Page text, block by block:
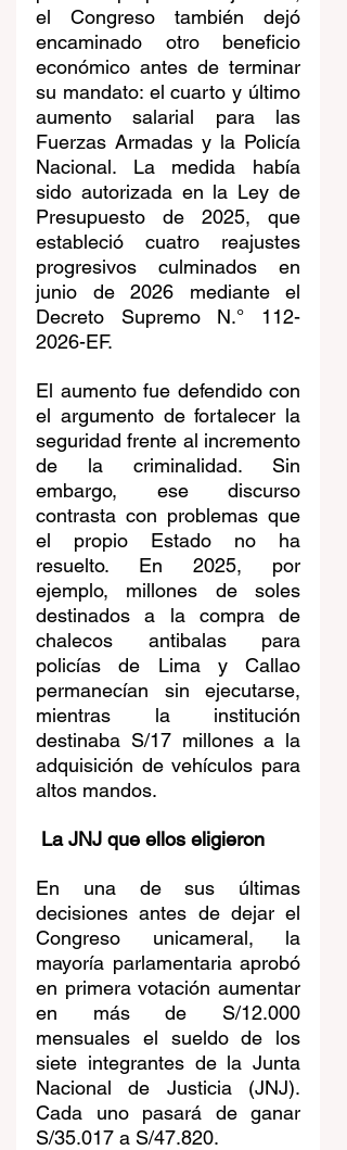
el Congreso también dejó
encaminado otro beneficio
económico antes de terminar
su mandato: el cuarto y último
aumento salarial para las
Fuerzas Armadas y la Policía
Nacional. La medida había
sido autorizada en la Ley de
Presupuesto de 2025, que
estableció cuatro reajustes
progresivos culminados en
junio de 2026 mediante el
Decreto Supremo N.° 112-
2026-EF.
El aumento fue defendido con
el argumento de fortalecer la
seguridad frente al incremento
de la criminalidad. Sin
embargo, ese discurso
contrasta con problemas que
el propio Estado no ha
resuelto. En 2025, por
ejemplo, millones de soles
destinados a la compra de
chalecos antibalas para
policías de Lima y Callao
permanecían sin ejecutarse,
mientras la institución
destinaba S/17 millones a la
adquisición de vehículos para
altos mandos.
La JNJ que ellos eligieron
En una de sus últimas
decisiones antes de dejar el
Congreso unicameral, la
mayoría parlamentaria aprobó
en primera votación aumentar
en más de S/12.000
mensuales el sueldo de los
siete integrantes de la Junta
Nacional de Justicia (JNJ).
Cada uno pasará de ganar
S/35.017 a S/47.820.